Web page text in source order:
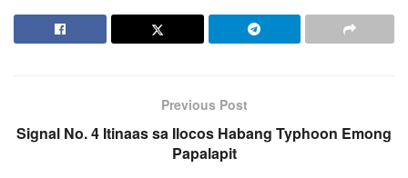
Previous Post
Signal No. 4 Itinaas sa Ilocos Habang Typhoon Emong
Papalapit